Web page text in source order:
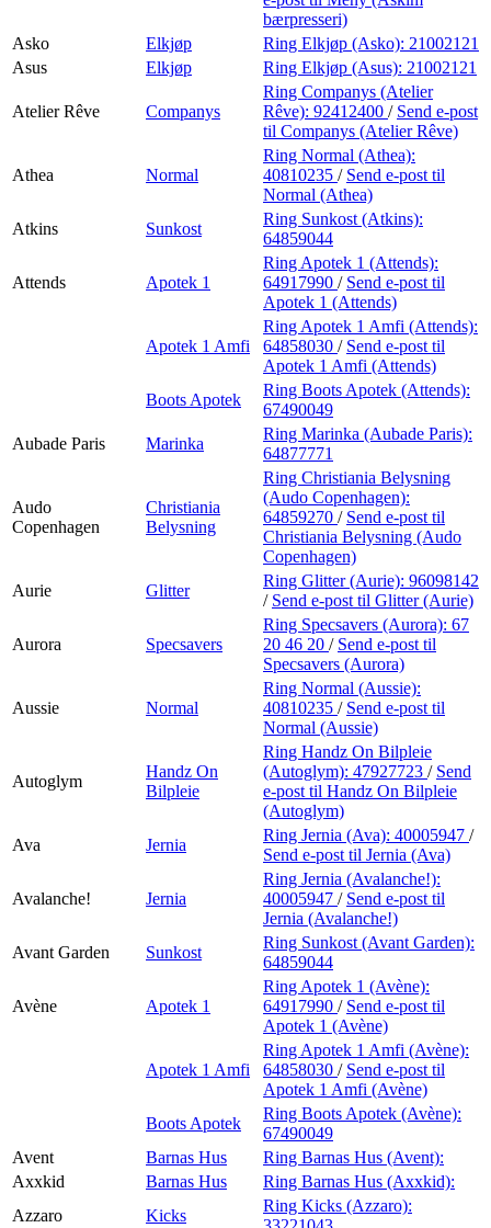
bærpresseri)
Asko
Elkjøp Ring Elkjøp (Asko): 21002121
Asus
Elkjøp Ring Elkjøp (Asus): 21002121
Atelier Rêve Companys
Ring Companys (Atelier
Rêve): 92412400 / Send e-post
til Companys (Atelier Rêve)
Athea Normal
Ring Normal (Athea):
40810235 / Send e-post til
Normal (Athea)
Atkins
Sunkost
Ring Sunkost (Atkins):
64859044
Attends Apotek 1
Ring Apotek 1 (Attends):
64917990 / Send e-post til
Apotek 1 (Attends)
Apotek 1 Amfi
Ring Apotek 1 Amfi (Attends):
64858030 / Send e-post til
Apotek 1 Amfi (Attends)
Boots Apotek
Ring Boots Apotek (Attends):
67490049
Aubade Paris
Marinka
Ring Marinka (Aubade Paris):
64877771
Audo
Copenhagen
Christiania
Belysning
Ring Christiania Belysning
(Audo Copenhagen):
64859270 / Send e-post til
Christiania Belysning (Audo
Copenhagen)
Aurie
Glitter
Ring Glitter (Aurie): 96098142
/ Send e-post til Glitter (Aurie)
Aurora Specsavers
Ring Specsavers (Aurora): 67
20 46 20 / Send e-post til
Specsavers (Aurora)
Aussie Normal
Ring Normal (Aussie):
40810235 / Send e-post til
Normal (Aussie)
Autoglym
Handz On
Bilpleie
Ring Handz On Bilpleie
(Autoglym): 47927723 / Send
e-post til Handz On Bilpleie
(Autoglym)
Ava
Jernia
Ring Jernia (Ava): 40005947 /
Send e-post til Jernia (Ava)
Avalanche! Jernia
Ring Jernia (Avalanche!):
40005947 / Send e-post til
Jernia (Avalanche!)
Avant Garden
Sunkost
Ring Sunkost (Avant Garden):
64859044
Avène Apotek 1
Ring Apotek 1 (Avène):
64917990 / Send e-post til
Apotek 1 (Avène)
Apotek 1 Amfi
Ring Apotek 1 Amfi (Avène):
64858030 / Send e-post til
Apotek 1 Amfi (Avène)
Boots Apotek
Ring Boots Apotek (Avène):
67490049
Avent
Barnas Hus
Ring Barnas Hus (Avent):
Axxkid
Barnas Hus
Ring Barnas Hus (Axxkid):
Azzaro
Kicks
Ring Kicks (Azzaro):